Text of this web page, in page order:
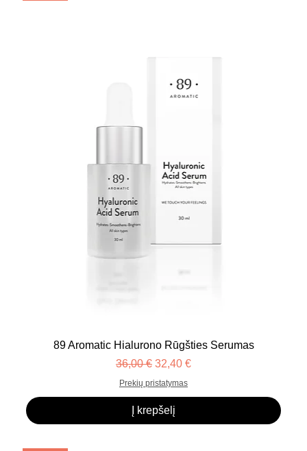
89 Aromatic Hialurono Rūgšties Serumas
Įprastinė kaina
36,00 € Pardavimo kaina
32,40 €
Prekių pristatymas
Į krepšelį